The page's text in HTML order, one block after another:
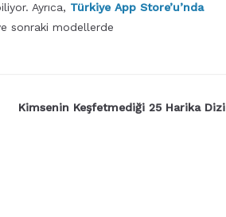
Ayrıca, Türkiye App Store’u’nda
sonraki modellerde
Kimsenin Keşfetmediği 25 Harika Dizi